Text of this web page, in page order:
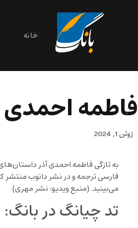
خانه
فاطمه احمدی
ژوئن 1, 2024
به تازگی فاطمه احمدی آذر
فارسی ترجمه و در نشر دانوب منتشر
می‌بینید. (منبع ویدیو: نشر مهری)
تد چیانگ در بانگ: